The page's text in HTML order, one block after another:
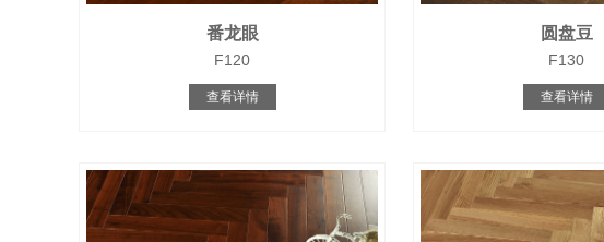
番龙眼
F120
查看详情
圆盘豆
F130
查看详情